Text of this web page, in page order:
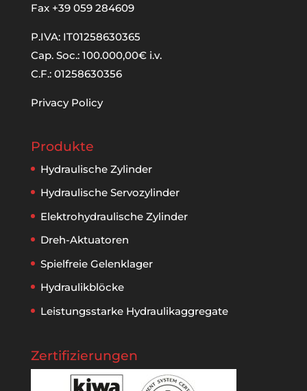
Fax +39 059 284609
P.IVA: IT01258630365
Cap. Soc.: 100.000,00€ i.v.
C.F.: 01258630356
Privacy Policy
Produkte
Hydraulische Zylinder
Hydraulische Servozylinder
Elektrohydraulische Zylinder
Dreh-Aktuatoren
Spielfreie Gelenklager
Hydraulikblöcke
Leistungsstarke Hydraulikaggregate
Zertifizierungen